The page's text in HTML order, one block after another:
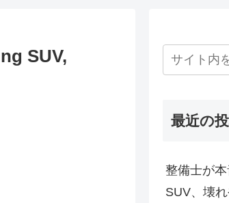
SUV,
最近の
整備士が
SUV、壊